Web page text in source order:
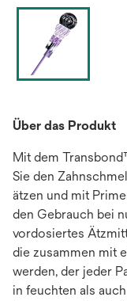
Über das Produkt
Mit dem
Sie den
ätzen und mit
den Gebrauch bei
vordosiertes
die zusammen mit
werden, der jeder
in feuchten als